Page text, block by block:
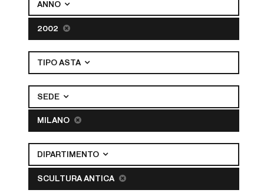
ANNO
2002
TIPO ASTA
SEDE
MILANO
DIPARTIMENTO
SCULTURA ANTICA